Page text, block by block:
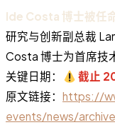
Ide Costa 博士被任
研究与创新副总裁
Costa 博士为首席技
关键日期：
截止
原文链接： https://
events/news/